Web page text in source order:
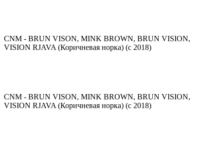
CNM - BRUN VISON, MINK BROWN, BRUN VISION,
VISION RJAVA (Коричневая норка) (с 2018)
CNM - BRUN VISON, MINK BROWN, BRUN VISION,
VISION RJAVA (Коричневая норка) (с 2018)